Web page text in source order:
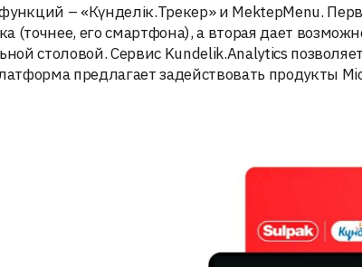
– «Күнделік.Трекер» и MektepMenu.
(точнее, его смартфона), а вторая дает
столовой. Сервис Kundelik.Analytics
предлагает задействовать продукты